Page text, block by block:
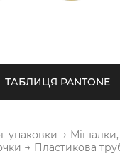
ТАБЛИЦЯ PANTONE
упаковки →
→ Пластикова